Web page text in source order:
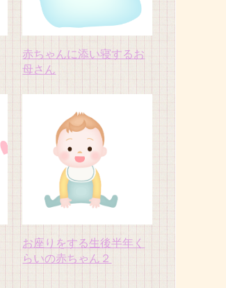
赤ちゃんに添い寝するお
母さん
お座りをする生後半年く
らいの赤ちゃん２